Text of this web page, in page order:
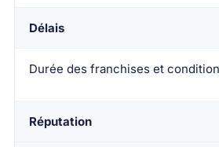
Délais
Durée des franchises et
Réputation